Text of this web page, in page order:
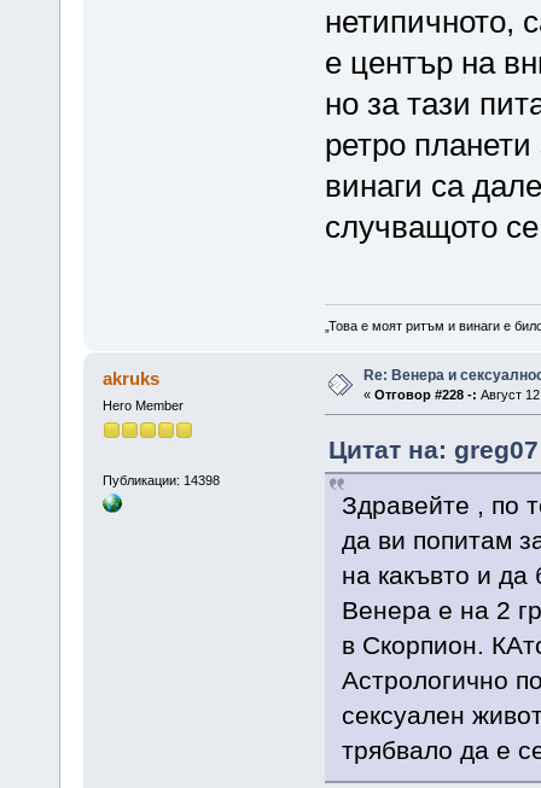
нетипичното,
е център на
но за тази
ретро
винаги са
случващото
„Това е моят ритъм и винаги е
akruks
Hero Member
Публикации: 14398
Re: Венера и
« Отговор #228 -: Август
Цитат на:
Здравейте , по
да ви попитам
на какъвто и
Венера е на 2
в Скорпион.
Астрологично
сексуален
трябвало да е